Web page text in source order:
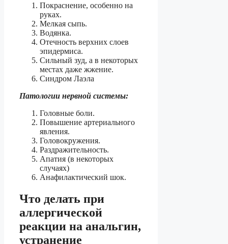
Покраснение, особенно на
руках.
Мелкая сыпь.
Водянка.
Отечность верхних слоев
эпидермиса.
Сильный зуд, а в некоторых
местах даже жжение.
Синдром Лаэла
Патологии нервной системы:
Головные боли.
Повышение артериального
явления.
Головокружения.
Раздражительность.
Апатия (в некоторых
случаях)
Анафилактический шок.
Что делать при
аллергической
реакции на анальгин,
устранение